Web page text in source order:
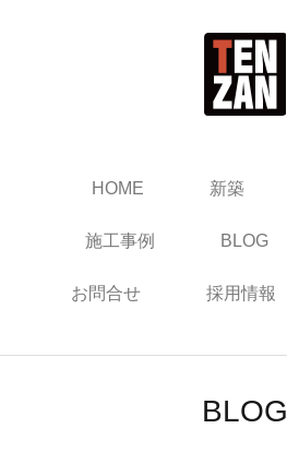
HOME 新築
施工事例 BLOG
お問合せ 採用情報
BLOG